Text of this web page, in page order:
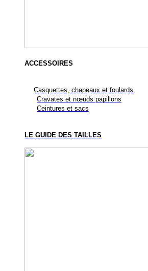
ACCESSOIRES
Casquettes, chapeaux et foulards
Cravates et nœuds papillons
Ceintures et sacs
LE GUIDE DES TAILLES